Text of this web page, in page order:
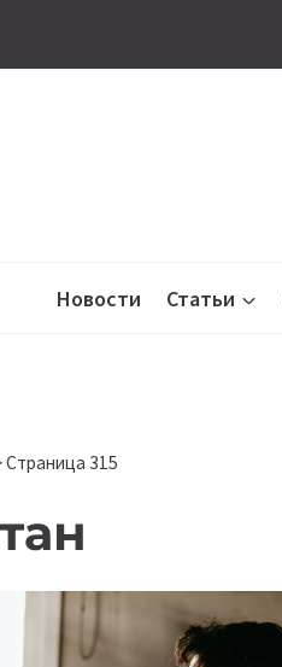
Новости Статьи
Страница 315